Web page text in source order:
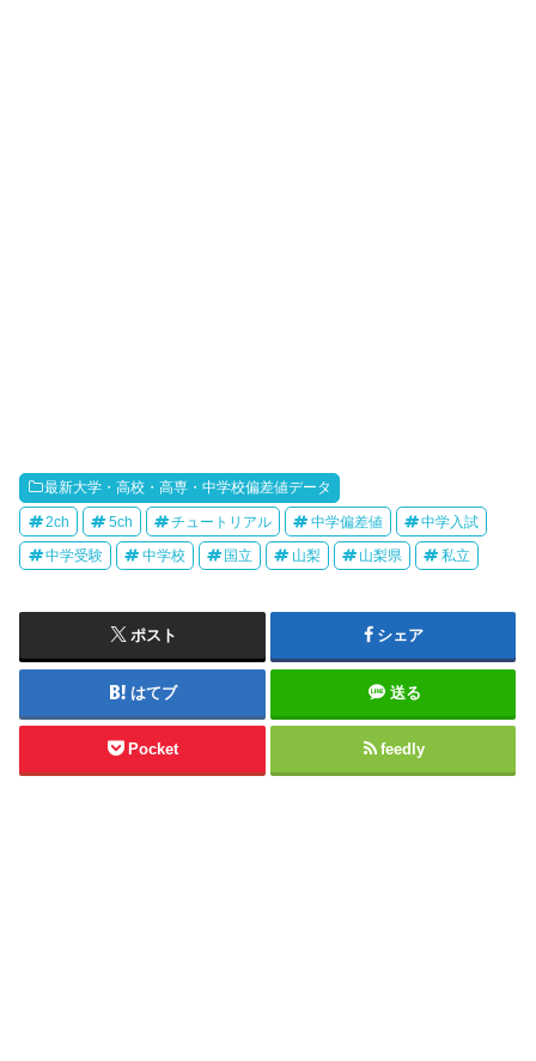
最新大学・高校・高専・中学校偏差値データ
2ch 5ch チュートリアル 中学偏差値 中学入試
中学受験 中学校 国立 山梨 山梨県 私立
ポスト シェア
はてブ 送る
Pocket feedly